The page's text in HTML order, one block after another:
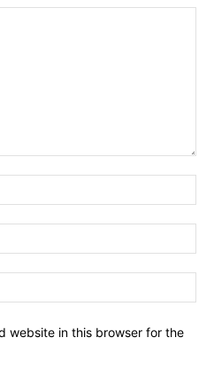
website in this browser for the